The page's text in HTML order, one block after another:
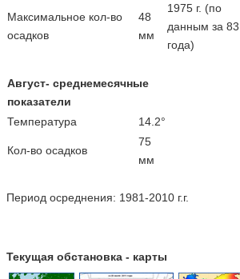
Максимальное кол-во
осадков
48
мм
1975 г. (по
данным за 83
года)
Август- среднемесячные
показатели
Температура
14.2°
Кол-во осадков
75
мм
Период осреднения: 1981-2010 г.г.
Текущая обстановка - карты